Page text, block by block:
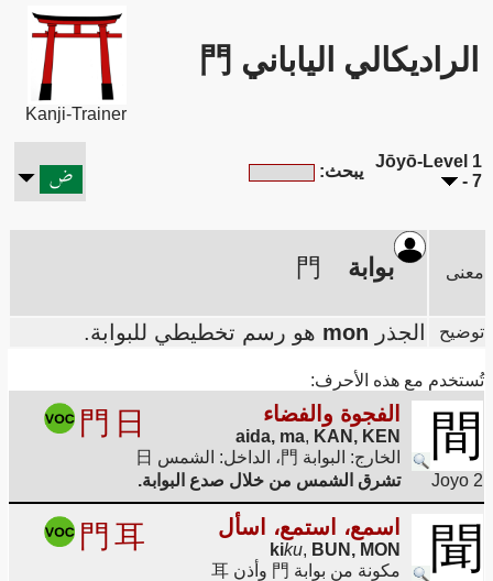
الراديكالي الياباني 門
Kanji-Trainer
Jōyō-Level 1
- 7
يبحث:
معنى بوابة
توضيح الجذر mon هو رسم تخطيطي للبوابة.
تُستخدم مع هذه الأحرف:
間
Joyo 2
الفجوة والفضاء
aida, ma, KAN, KEN
門 日
الخارج: البوابة 門، الداخل: الشمس 日
تشرق الشمس من خلال صدع البوابة.
聞 اسمع، استمع، اسأل
kiku, BUN, MON
門 耳
مكونة من بوابة 門 وأذن 耳